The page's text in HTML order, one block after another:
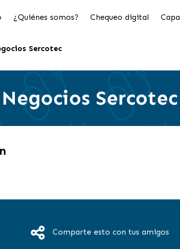
¿Quiénes somos? Chequeo digital
Sercotec
Sercotec
Comparte esto con tus amigos